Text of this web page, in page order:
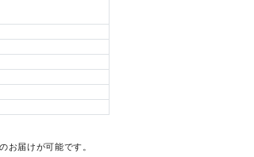
お届けが可能です。